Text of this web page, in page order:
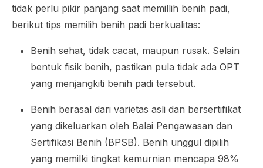
tidak perlu pikir panjang saat memillih benih padi,
berikut tips memilih benih padi berkualitas:
Benih sehat, tidak cacat, maupun rusak. Selain
bentuk fisik benih, pastikan pula tidak ada OPT
yang menjangkiti benih padi tersebut.
Benih berasal dari varietas asli dan bersertifikat
yang dikeluarkan oleh Balai Pengawasan dan
Sertifikasi Benih (BPSB). Benih unggul dipilih
yang memilki tingkat kemurnian mencapa 98%